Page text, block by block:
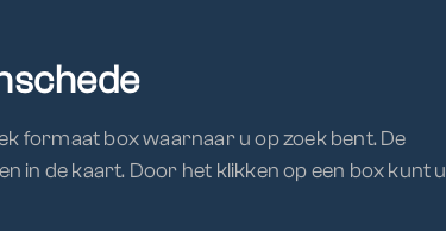
formaat box waarnaar u op zoek bent. De
in de kaart. Door het klikken op een box kunt u